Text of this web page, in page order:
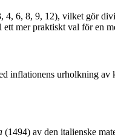
6, 8, 9, 12), vilket gör
mer praktiskt val för en
inflationens urholkning
(1494) av den italienske